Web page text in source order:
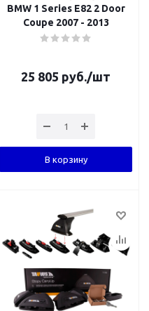
BMW 1 Series E82 2 Door
Coupe 2007 - 2013
25 805 руб./шт
В корзину